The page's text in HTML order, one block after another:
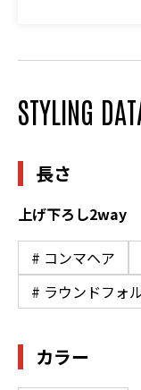
STYLING
長さ
上げ下ろし2way
# コンマヘア
# ラウンドフォ
カラー